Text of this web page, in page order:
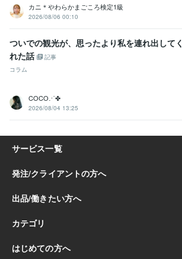
カニ＊やわらかまごころ検定1級
2026/08/06 00:10
ついでの観光が、思ったより私を連れ出してく
れた話
記事
コラム
COCO⋰✤
2026/08/04 13:25